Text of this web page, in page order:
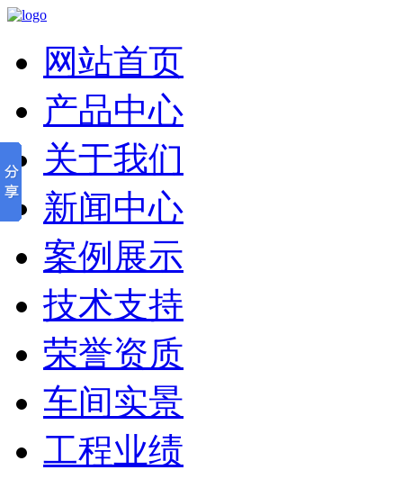
网站首页
产品中心
关于我们
新闻中心
案例展示
技术支持
荣誉资质
车间实景
工程业绩